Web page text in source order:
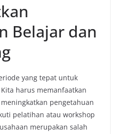
Belajar dan
yang tepat untuk
harus memanfaatkan
pengetahuan
pelatihan atau workshop
merupakan salah